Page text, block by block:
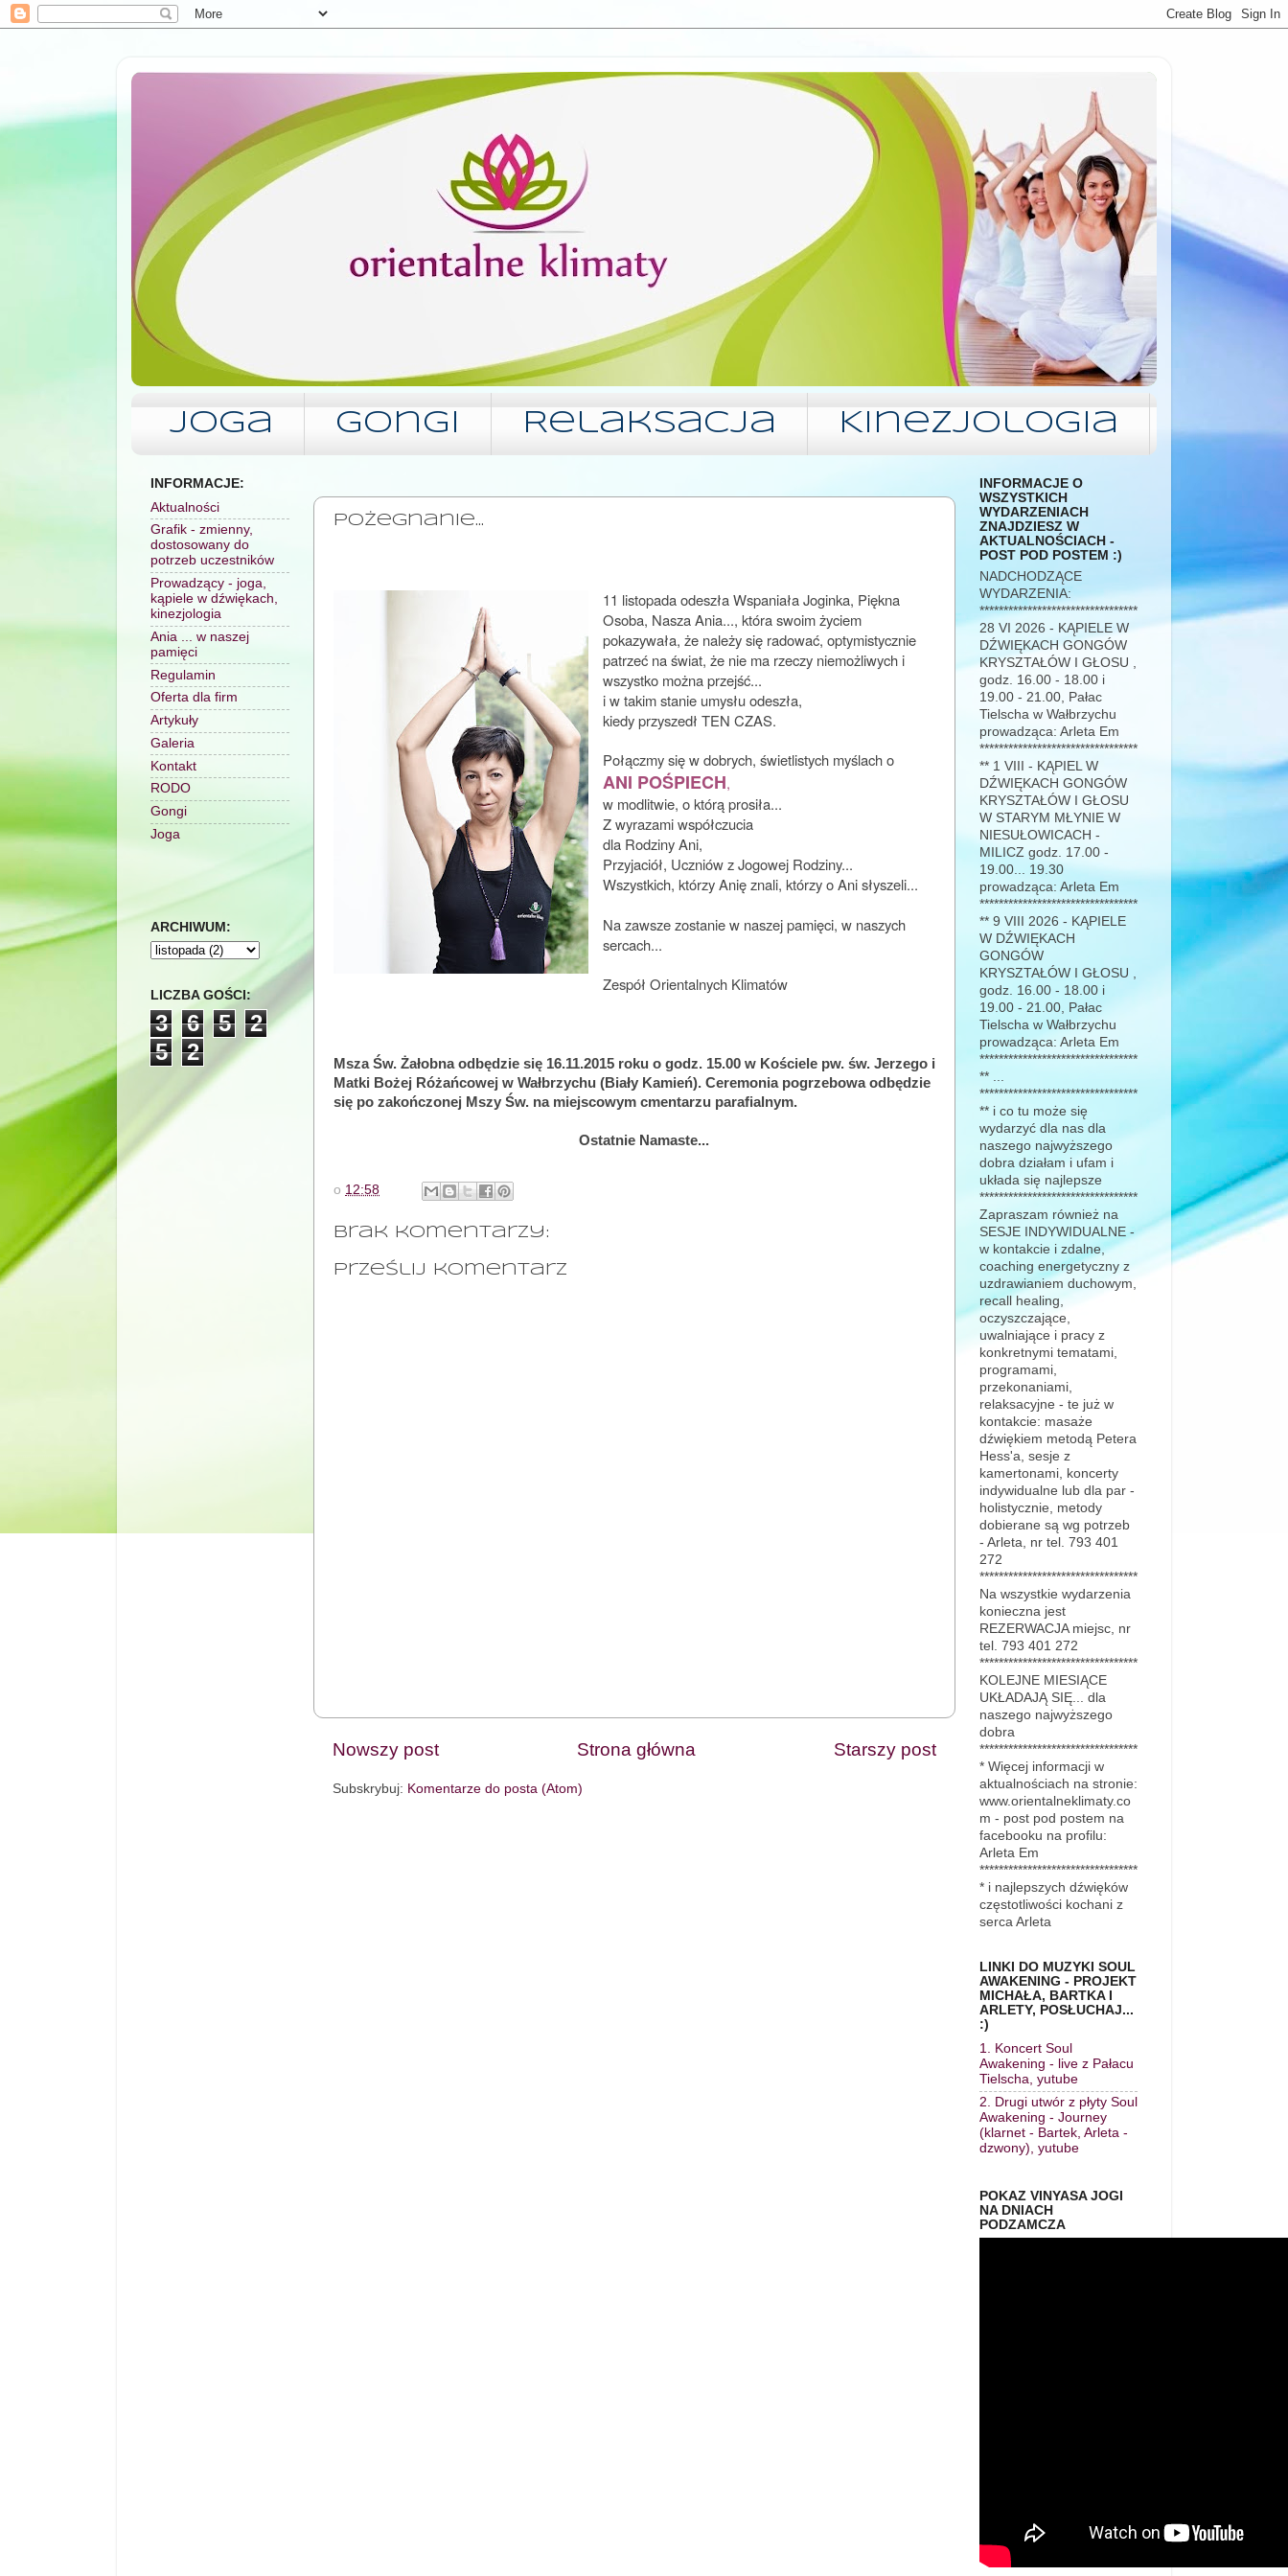
Joga Gongi Relaksacja Kinezjologia
Pożegnanie...
11 listopada odeszła Wspaniała Joginka, Piękna
Osoba, Nasza Ania..., która swoim życiem
pokazywała, że należy się radować, optymistycznie
patrzeć na świat, że nie ma rzeczy niemożliwych i
wszystko można przejść...
i w takim stanie umysłu odeszła,
kiedy przyszedł TEN CZAS.
Połączmy się w dobrych, świetlistych myślach o
ANI POŚPIECH,
w modlitwie, o którą prosiła...
Z wyrazami współczucia
dla Rodziny Ani,
Przyjaciół, Uczniów z Jogowej Rodziny...
Wszystkich, którzy Anię znali, którzy o Ani słyszeli...
Na zawsze zostanie w naszej pamięci, w naszych
sercach...
Zespół Orientalnych Klimatów
Msza Św. Żałobna odbędzie się 16.11.2015 roku o godz. 15.00 w Kościele pw. św. Jerzego i
Matki Bożej Różańcowej w Wałbrzychu (Biały Kamień). Ceremonia pogrzebowa odbędzie
się po zakończonej Mszy Św. na miejscowym cmentarzu parafialnym.
Ostatnie Namaste...
o 12:58
Brak komentarzy:
Prześlij komentarz
Nowszy post Starszy post
Strona główna
Subskrybuj: Komentarze do posta (Atom)
INFORMACJE:
Aktualności
Grafik - zmienny,
dostosowany do
potrzeb uczestników
Prowadzący - joga,
kąpiele w dźwiękach,
kinezjologia
Ania ... w naszej
pamięci
Regulamin
Oferta dla firm
Artykuły
Galeria
Kontakt
RODO
Gongi
Joga
ARCHIWUM:
LICZBA GOŚCI:
3 6 5
2
5
2
INFORMACJE O
WSZYSTKICH
WYDARZENIACH
ZNAJDZIESZ W
AKTUALNOŚCIACH -
POST POD POSTEM :)
NADCHODZĄCE
WYDARZENIA:
*********************************
28 VI 2026 - KĄPIELE W
DŹWIĘKACH GONGÓW
KRYSZTAŁÓW I GŁOSU ,
godz. 16.00 - 18.00 i
19.00 - 21.00, Pałac
Tielscha w Wałbrzychu
prowadząca: Arleta Em
*********************************
** 1 VIII - KĄPIEL W
DŹWIĘKACH GONGÓW
KRYSZTAŁÓW I GŁOSU
W STARYM MŁYNIE W
NIESUŁOWICACH -
MILICZ godz. 17.00 -
19.00... 19.30
prowadząca: Arleta Em
*********************************
** 9 VIII 2026 - KĄPIELE
W DŹWIĘKACH
GONGÓW
KRYSZTAŁÓW I GŁOSU ,
godz. 16.00 - 18.00 i
19.00 - 21.00, Pałac
Tielscha w Wałbrzychu
prowadząca: Arleta Em
*********************************
** ...
*********************************
** i co tu może się
wydarzyć dla nas dla
naszego najwyższego
dobra działam i ufam i
układa się najlepsze
*********************************
Zapraszam również na
SESJE INDYWIDUALNE -
w kontakcie i zdalne,
coaching energetyczny z
uzdrawianiem duchowym,
recall healing,
oczyszczające,
uwalniające i pracy z
konkretnymi tematami,
programami,
przekonaniami,
relaksacyjne - te już w
kontakcie: masaże
dźwiękiem metodą Petera
Hess'a, sesje z
kamertonami, koncerty
indywidualne lub dla par -
holistycznie, metody
dobierane są wg potrzeb
- Arleta, nr tel. 793 401
272
*********************************
Na wszystkie wydarzenia
konieczna jest
REZERWACJA miejsc, nr
tel. 793 401 272
*********************************
KOLEJNE MIESIĄCE
UKŁADAJĄ SIĘ... dla
naszego najwyższego
dobra
*********************************
* Więcej informacji w
aktualnościach na stronie:
www.orientalneklimaty.co
m - post pod postem na
facebooku na profilu:
Arleta Em
*********************************
* i najlepszych dźwięków
częstotliwości kochani z
serca Arleta
LINKI DO MUZYKI SOUL
AWAKENING - PROJEKT
MICHAŁA, BARTKA I
ARLETY, POSŁUCHAJ...
:)
1. Koncert Soul
Awakening - live z Pałacu
Tielscha, yutube
2. Drugi utwór z płyty Soul
Awakening - Journey
(klarnet - Bartek, Arleta -
dzwony), yutube
POKAZ VINYASA JOGI
NA DNIACH
PODZAMCZA